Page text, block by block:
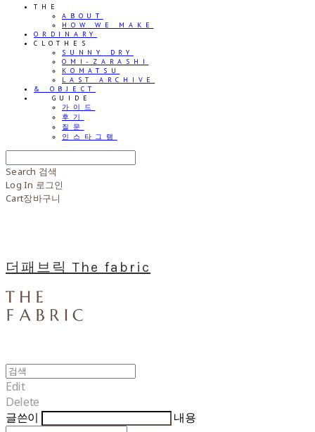
THE
ABOUT
HOW WE MAKE
ORDINARY
CLOTHES
SUNNY DRY
OMI-ZARASHI
KOMATSU
LAST ARCHIVE
& OBJECT
⠀⠀GUIDE
가이드
후기
질문
인스타그램
Search 검색
Log In 로그인
Cart장바구니
더패브릭 The fabric
Edit
Delete
글쓴이
내용